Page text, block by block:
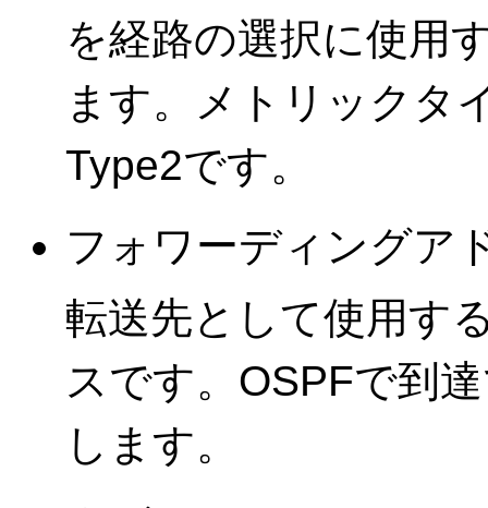
を経路の選択に使用
ます。メトリックタ
Type2です。
フォワーディングア
転送先として使用す
スです。OSPFで到
します。